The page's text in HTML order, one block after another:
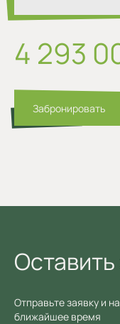
4 293
Забронировать
Оставить
Отправьте заявку и
ближайшее время